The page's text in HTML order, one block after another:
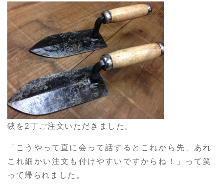
鋏を2丁ご注文いただきました。
「こうやって直に会って話するとこれから先、あれ
これ細かい注文も付けやすいですからね！」って笑
って帰られました。